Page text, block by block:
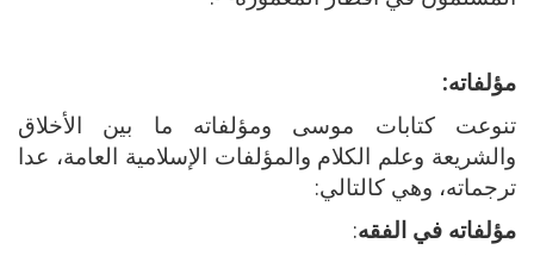
مؤلفاته:
تنوعت كتابات موسى ومؤلفاته ما بين الأخلاق
والشريعة وعلم الكلام والمؤلفات الإسلامية العامة، عدا
ترجماته، وهي كالتالي:
مؤلفاته في الفقه: